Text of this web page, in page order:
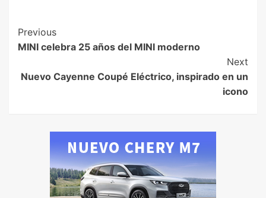
Previous
MINI celebra 25 años del MINI moderno
Next
Nuevo Cayenne Coupé Eléctrico, inspirado en un
icono